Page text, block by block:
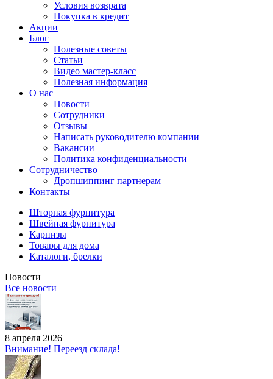
Условия возврата
Покупка в кредит
Акции
Блог
Полезные советы
Статьи
Видео мастер-класс
Полезная информация
О нас
Новости
Сотрудники
Отзывы
Написать руководителю компании
Вакансии
Политика конфиденциальности
Сотрудничество
Дропшиппинг партнерам
Контакты
Шторная фурнитура
Швейная фурнитура
Карнизы
Товары для дома
Каталоги, брелки
Новости
Все новости
8 апреля 2026
Внимание! Переезд склада!